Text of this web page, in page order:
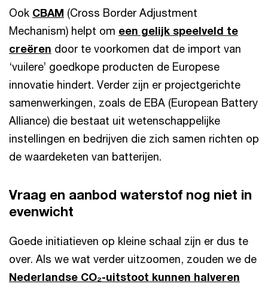
Ook CBAM (Cross Border Adjustment
Mechanism) helpt om een gelijk speelveld te
creëren door te voorkomen dat de import van
‘vuilere’ goedkope producten de Europese
innovatie hindert. Verder zijn er projectgerichte
samenwerkingen, zoals de EBA (European Battery
Alliance) die bestaat uit wetenschappelijke
instellingen en bedrijven die zich samen richten op
de waardeketen van batterijen.
Vraag en aanbod waterstof nog niet in
evenwicht
Goede initiatieven op kleine schaal zijn er dus te
over. Als we wat verder uitzoomen, zouden we de
Nederlandse CO₂-uitstoot kunnen halveren